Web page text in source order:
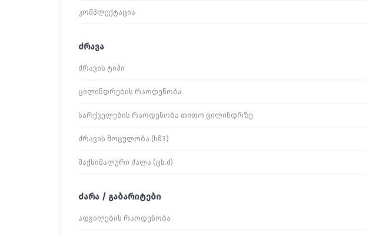
კომპლექტაცია
ძრავა
ძრავის ტიპი
ცილინდრების რაოდენობა
სარქველების რაოდენობა თითო ცილინდრზე
ძრავის მოცულობა (სმ3)
მაქსიმალური ძალა (ცხ.ძ)
ძარა / გაბარიტები
ადგილების რაოდენობა